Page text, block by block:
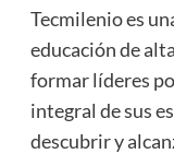
Tecmilenio es
educación de
formar líderes
integral de sus
descubrir y